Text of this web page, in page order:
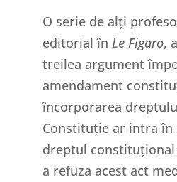
O serie de alți
editorial în Le Figaro,
treilea argument
amendament
încorporarea
Constituție ar intra în
dreptul
a refuza acest act